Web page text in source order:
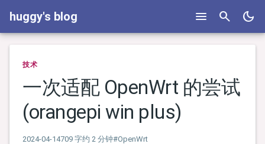
huggy's blog menu search dark_mode
技术
一次适配 OpenWrt 的尝试
(orangepi win plus)
2024-04-14709 字约 2 分钟#OpenWrt